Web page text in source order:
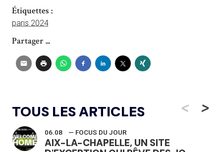
Étiquettes :
paris 2024
Partager ...
TOUS LES ARTICLES <
06.08 — FOCUS DU JOUR
AIX-LA-CHAPELLE, UN SITE
>